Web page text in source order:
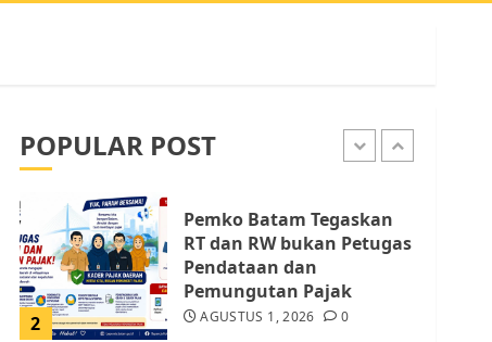
POPULAR POST
1 AGUSTUS 9, 2026
2
Pemko Batam Tegaskan
RT dan RW bukan Petugas
Pendataan dan
Pemungutan Pajak
AGUSTUS 1, 2026 0